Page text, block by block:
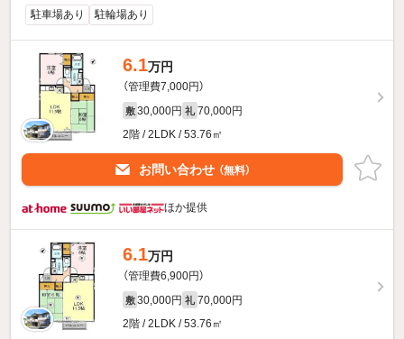
駐車場あり
駐輪場あり
6.1万円
（管理費7,000円）
敷 30,000円 礼 70,000円
2階 / 2LDK / 53.76㎡
お問い合わせ （無料）
ほか提供
6.1万円
（管理費6,900円）
敷 30,000円 礼 70,000円
2階 / 2LDK / 53.76㎡